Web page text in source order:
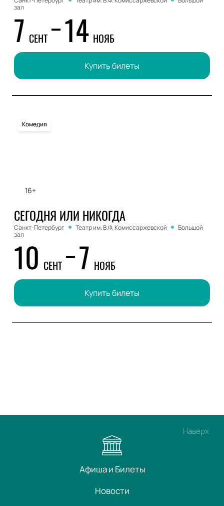
зал
7 СЕНТ 14 НОЯБ
Купить билеты
16+
Комедия
СЕГОДНЯ ИЛИ НИКОГДА
Санкт-Петербург Театр им. В.Ф. Комиссаржевской
Большой
зал
10 СЕНТ 7 НОЯБ
Купить билеты
Наверх
Афиша и Билеты
Новости